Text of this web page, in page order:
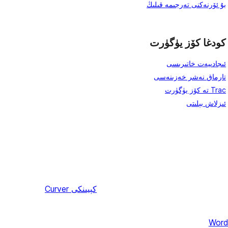
بۇ ئۆرنەكنى تەرجىمە قىلىڭ
كودغا كۆز يۈگۈرت
ئىجادىيەت خاتىرىسى
تارماق نەشر خەزىنەسى
Trac تە كۆز يۈگۈرت
ئىزلاش بېلىتى
كېيىنكى Curver